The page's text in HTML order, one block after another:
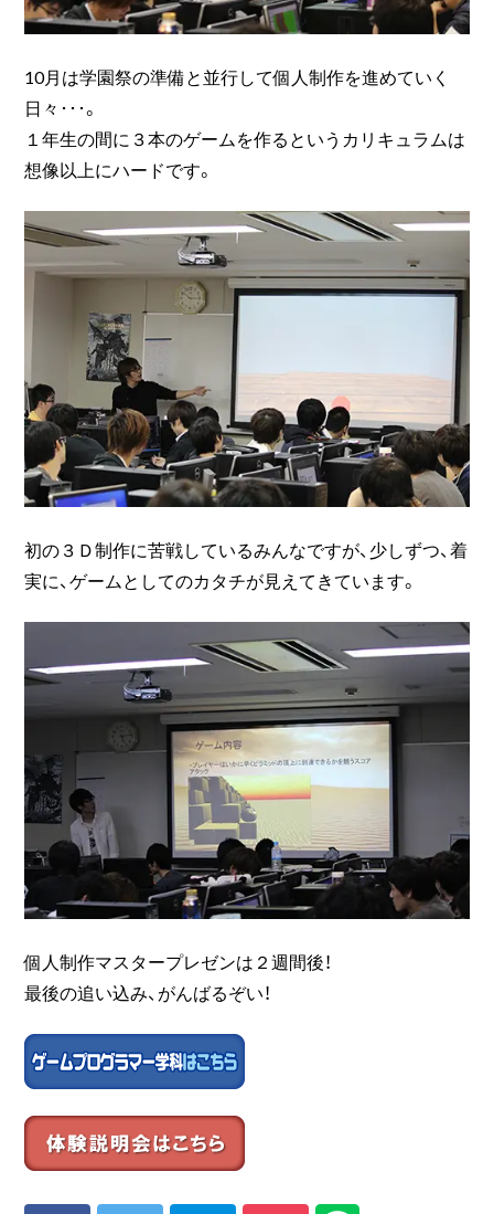
10月は学園祭の準備と並行して個人制作を進めていく
日々･･･。
１年生の間に３本のゲームを作るというカリキュラムは
想像以上にハードです。
初の３Ｄ制作に苦戦しているみんなですが、少しずつ、着
実に、ゲームとしてのカタチが見えてきています。
個人制作マスタープレゼンは２週間後！
最後の追い込み、がんばるぞい！